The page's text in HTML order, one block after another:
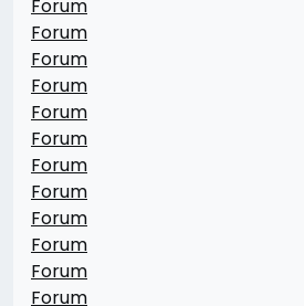
Forum
Forum
Forum
Forum
Forum
Forum
Forum
Forum
Forum
Forum
Forum
Forum